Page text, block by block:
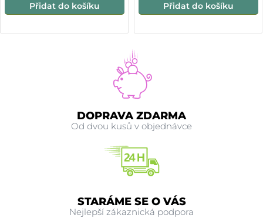
Přidat do košíku Přidat do košíku
DOPRAVA ZDARMA
Od dvou kusů v objednávce
STARÁME SE O VÁS
Nejlepší zákaznická podpora